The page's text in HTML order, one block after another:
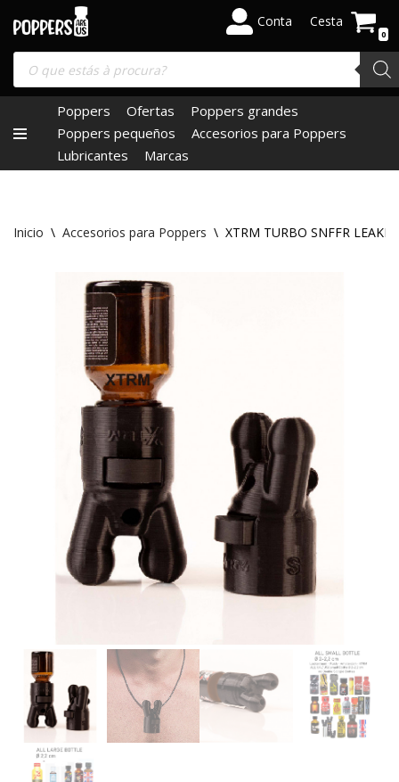
contenido
Conta Cesta
0
Poppers Ofertas
Poppers grandes
Poppers pequeños
Accesorios para Poppers
Lubricantes
Marcas
Inicio \ Accesorios para Poppers \ XTRM TURBO SNFFR